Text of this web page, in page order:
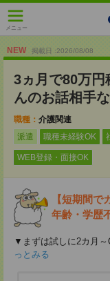
メニュー
NEW 掲載日 :2026/08/08
3ヵ月で80万
んのお話相手
職種： 介護関連
派遣
職種未経験OK
WEB登録・面接OK
【短期間で
年齢・学歴
▼まずは試しに2カ月～
っとみる